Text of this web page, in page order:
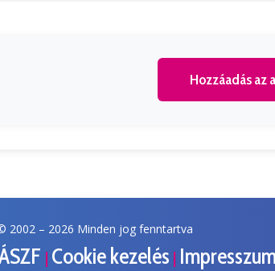
Hozzáadás az
2002 – 2026 Minden jog fenntartva
| Cookie kezelés |